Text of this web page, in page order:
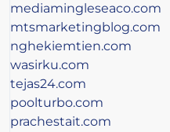
mediamingleseaco.com
mtsmarketingblog.com
nghekiemtien.com
wasirku.com
tejas24.com
poolturbo.com
prachestait.com